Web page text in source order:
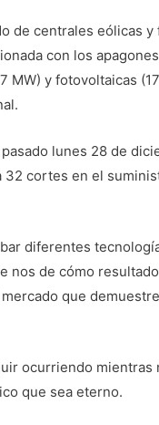
de centrales eólicas
con los
y fotovoltaicas
lunes 28 de
cortes en el
diferentes
nos de cómo
que
ocurriendo mientras
que sea eterno.